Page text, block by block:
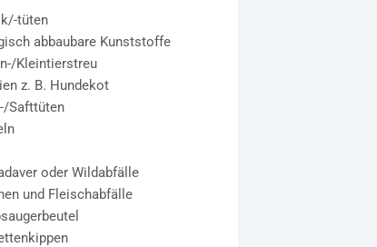
tüten
abbaubare Kunststoffe
Kleintierstreu
z. B. Hundekot
Safttüten
oder Wildabfälle
und Fleischabfälle